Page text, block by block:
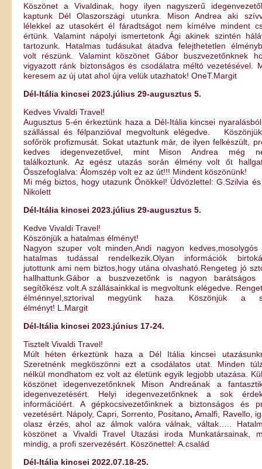
Köszönet a Vivaldinak, hogy ilyen nagyszerű
kaptunk Dél Olaszországi utunkra. Mison Andrea aki
lélekkel az utasokért él fáradtságot nem kímélve mindent
értünk. Valamint nápolyi ismertetonk Ági akinek szintén
tartozunk. Hatalmas tudásukat átadva felejthetetlen
volt részünk. Valamint köszönet Gábor buszvezetőnknek
vigyazott ránk biztonságos és csodálatra méltó vezetésével.
keresem az új utat ahol újra velük utazhatok! OneT.Margit
Dél-Itália kincsei 2023.július 29-augusztus 5.
Kedves Vivaldi Travel!
Augusztus 5-én érkeztünk haza a Dél-Itália kincsei
szállással és félpanzióval megvoltunk elégedve.
sofőrök profizmusát. Sokat utaztunk már, de ilyen felkészült,
kedves idegenvezetővel, mint Mison Andrea még
találkoztunk. Az egész utazás során élmény volt őt
Összefoglalva: Álomszép volt ez az út!!! Mindent köszönünk!
Mi még biztos, hogy utazunk Önökkel! Üdvözlettel: G.Szilvia
Nikolett
Dél-Itália kincsei 2023.július 29-augusztus 5.
Kedve Vivaldi Travel!
Köszönjük a hatalmas élményt!
Nagyon szuper volt minden,Andi nagyon kedves,mosolygós
hatalmas tudással rendelkezik.Olyan információk
jutottunk ami nem biztos,hogy utána olvasható.Rengeteg jó
hallhattunk.Gábor a buszvezetőnk is nagyon barátságos
segítőkész volt.A szállásainkkal is megvoltunk elégedve.
élménnyel,sztorival megyünk haza. Köszönjük a
élményt! L.Margit
Dél-Itália kincsei 2023.június 17-24.
Tisztelt Vivaldi Travel!
Múlt héten érkeztünk haza a Dél Itália kincsei
Szeretnénk megköszönni ezt a csodálatos utat. Minden
nélkül mondhatom ez volt az életünk egyik legjobb utazása.
köszönet idegenvezetőnknek Mison Andreának a
idegenvezetésért. Helyi idegenvezetőnknek a sok
információért. A gépkocsivezetőinknek a biztonságos és
vezetésért. Nápoly, Capri, Sorrento, Positano,Amalfi, Ravello,
olasz érzés, ahol az álmok valóra válnak, váltak…..
köszönet a Vivaldi Travel Utazási iroda Munkatársainak,
mindig, a profi szervezésért. Köszönettel: A.család
Dél-Itália kincsei 2022.07.18-25.